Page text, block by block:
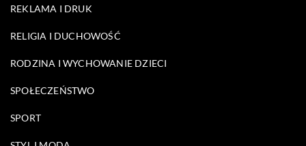
REKLAMA I DRUK
RELIGIA I DUCHOWOŚĆ
RODZINA I WYCHOWANIE DZIECI
SPOŁECZEŃSTWO
SPORT